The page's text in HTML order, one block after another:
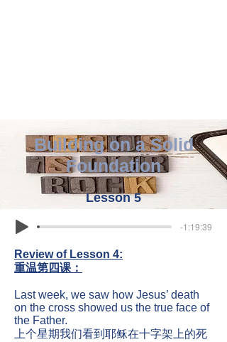
Building on a Solid
Foundation
Lesson 5
-1:19:39
Review of Lesson 4:
重温第四课：
Last week, we saw how Jesus’ death
on the cross showed us the true face of
the Father.
上个星期我们看到耶稣在十字架上的死